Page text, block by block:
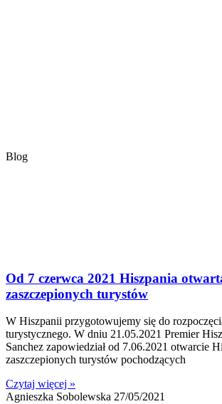
Blog
Od 7 czerwca 2021 Hiszpania
zaszczepionych turystów
W Hiszpanii przygotowujemy się do
turystycznego. W dniu 21.05.2021 Premier
Sanchez zapowiedział od 7.06.2021 otwarcie
zaszczepionych turystów pochodzących
Czytaj więcej »
Agnieszka Sobolewska 27/05/2021